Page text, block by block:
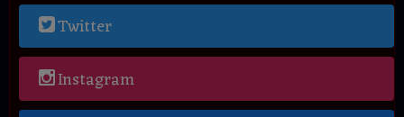
Twitter
Instagram